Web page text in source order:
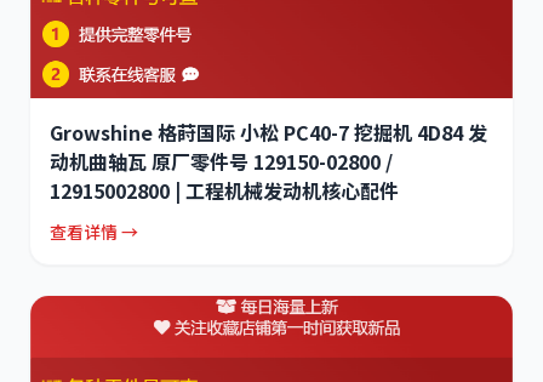
Growshine 格莳国际 小松 PC40-7 挖掘机 4D84 发
动机曲轴瓦 原厂零件号 129150-02800 /
12915002800 | 工程机械发动机核心配件
查看详情 →